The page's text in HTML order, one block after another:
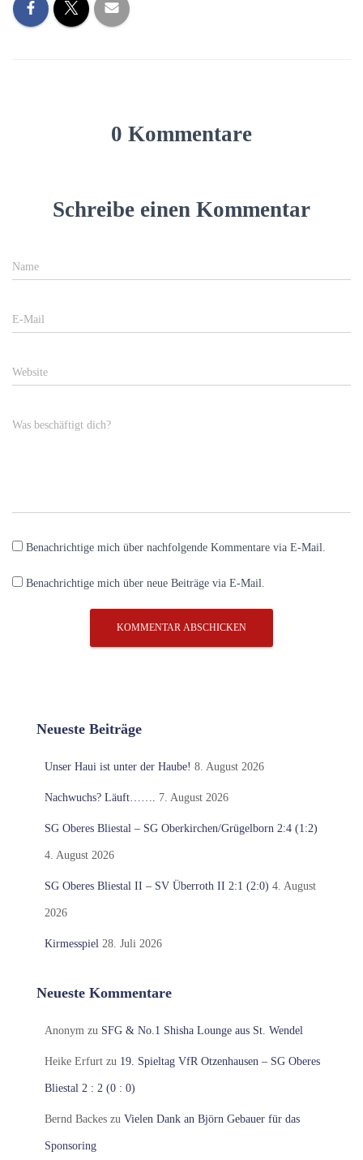
0 Kommentare
Schreibe einen Kommentar
Name
E-Mail
Website
Was beschäftigt dich?
Benachrichtige mich über nachfolgende Kommentare via E-Mail.
Benachrichtige mich über neue Beiträge via E-Mail.
Neueste Beiträge
Unser Haui ist unter der Haube! 8. August 2026
Nachwuchs? Läuft……. 7. August 2026
SG Oberes Bliestal – SG Oberkirchen/Grügelborn 2:4 (1:2)
4. August 2026
SG Oberes Bliestal II – SV Überroth II 2:1 (2:0) 4. August
2026
Kirmesspiel 28. Juli 2026
Neueste Kommentare
Anonym zu SFG & No.1 Shisha Lounge aus St. Wendel
Heike Erfurt zu 19. Spieltag VfR Otzenhausen – SG Oberes
Bliestal 2 : 2 (0 : 0)
Bernd Backes zu Vielen Dank an Björn Gebauer für das
Sponsoring